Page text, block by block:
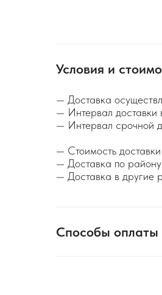
Условия и
— Доставка
— Интервал
— Интервал срочной
— Стоимость
— Доставка по
— Доставка в другие
Способы оплаты